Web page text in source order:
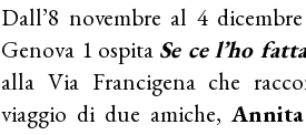
Dall’8 novembre al 4
Genova 1 ospita Se ce l’ho
alla Via Francigena che
viaggio di due amiche,